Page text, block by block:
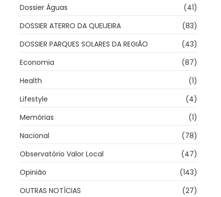
Dossier Águas
(41)
DOSSIER ATERRO DA QUEIJEIRA
(83)
DOSSIER PARQUES SOLARES DA REGIÃO
(43)
Economia
(87)
Health
(1)
Lifestyle
(4)
Memórias
(1)
Nacional
(78)
Observatório Valor Local
(47)
Opinião
(143)
OUTRAS NOTÍCIAS
(27)